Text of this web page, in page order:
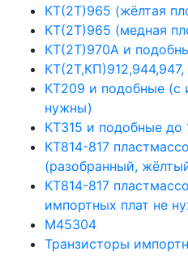
КТ(2Т)965 (жёлтая
КТ(2Т)965 (медная
КТ(2Т)970А и
КТ209 и подобные (с
нужны)
КТ315 и подобные до
КТ814-817
(разобранный,
КТ814-817
импортных плат не
М45304
Транзисторы